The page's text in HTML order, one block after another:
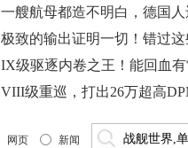
一艘航母都造不明白，德国
极致的输出证明一切！错过
IX级驱逐内卷之王！能回血
VIII级重巡，打出26万超高
网页 新闻